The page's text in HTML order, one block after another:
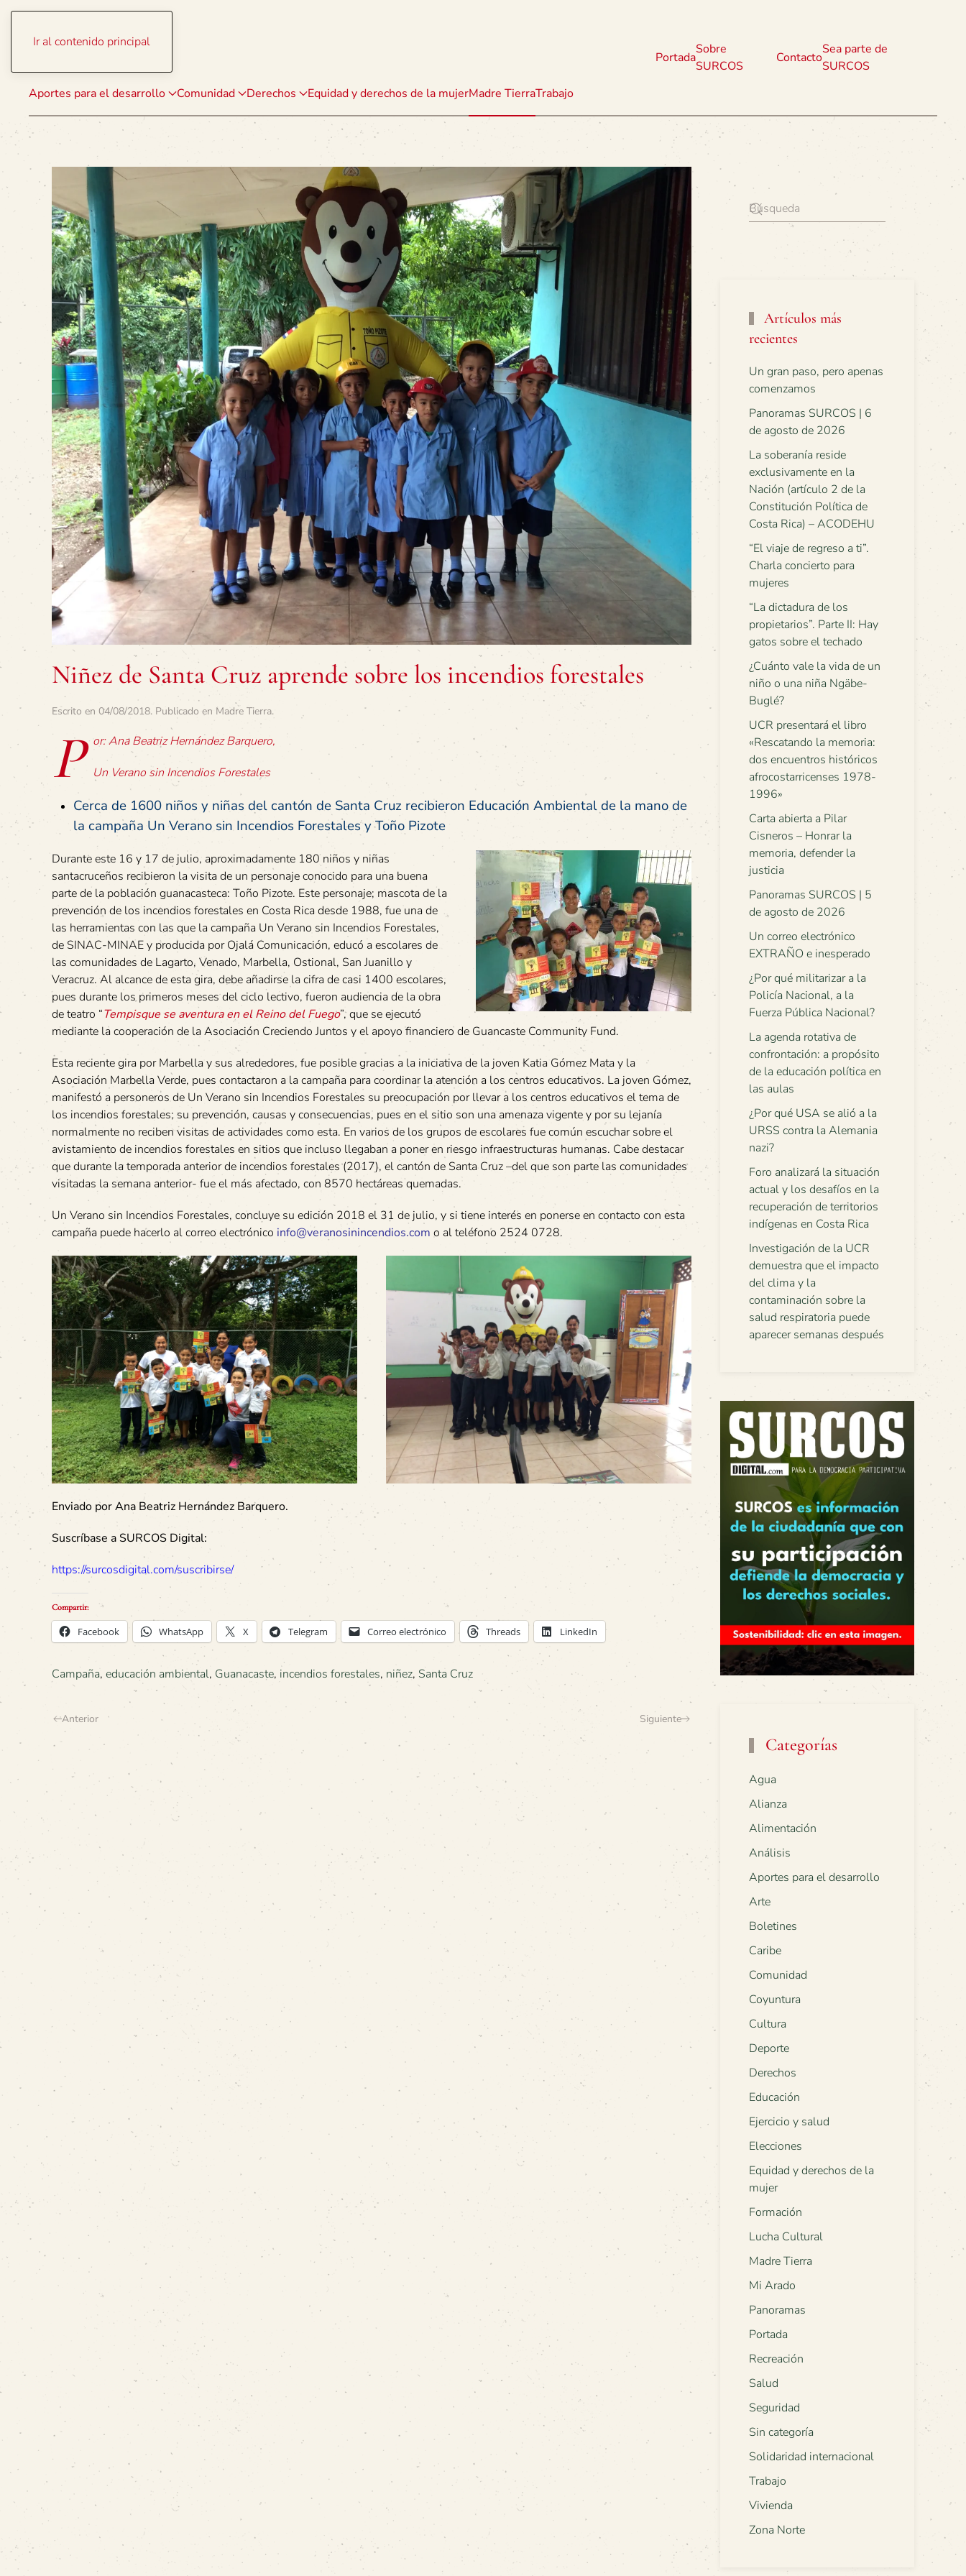
Ir al contenido principal
Aportes para el desarrollo Comunidad Derechos Equidad y derechos de la mujerMadre TierraTrabajo
Portada
Sobre
SURCOS
Contacto
Sea parte de
SURCOS
Niñez de Santa Cruz aprende sobre los incendios forestales
Escrito en 04/08/2018. Publicado en Madre Tierra.
P or: Ana Beatriz Hernández Barquero,
Un Verano sin Incendios Forestales
Cerca de 1600 niños y niñas del cantón de Santa Cruz recibieron Educación Ambiental de la mano de
la campaña Un Verano sin Incendios Forestales y Toño Pizote
Durante este 16 y 17 de julio, aproximadamente 180 niños y niñas
santacruceños recibieron la visita de un personaje conocido para una buena
parte de la población guanacasteca: Toño Pizote. Este personaje; mascota de la
prevención de los incendios forestales en Costa Rica desde 1988, fue una de
las herramientas con las que la campaña Un Verano sin Incendios Forestales,
de SINAC-MINAE y producida por Ojalá Comunicación, educó a escolares de
las comunidades de Lagarto, Venado, Marbella, Ostional, San Juanillo y
Veracruz. Al alcance de esta gira, debe añadirse la cifra de casi 1400 escolares,
pues durante los primeros meses del ciclo lectivo, fueron audiencia de la obra
de teatro “Tempisque se aventura en el Reino del Fuego”, que se ejecutó
mediante la cooperación de la Asociación Creciendo Juntos y el apoyo financiero de Guancaste Community Fund.
Esta reciente gira por Marbella y sus alrededores, fue posible gracias a la iniciativa de la joven Katia Gómez Mata y la
Asociación Marbella Verde, pues contactaron a la campaña para coordinar la atención a los centros educativos. La joven Gómez,
manifestó a personeros de Un Verano sin Incendios Forestales su preocupación por llevar a los centros educativos el tema de
los incendios forestales; su prevención, causas y consecuencias, pues en el sitio son una amenaza vigente y por su lejanía
normalmente no reciben visitas de actividades como esta. En varios de los grupos de escolares fue común escuchar sobre el
avistamiento de incendios forestales en sitios que incluso llegaban a poner en riesgo infraestructuras humanas. Cabe destacar
que durante la temporada anterior de incendios forestales (2017), el cantón de Santa Cruz –del que son parte las comunidades
visitadas la semana anterior- fue el más afectado, con 8570 hectáreas quemadas.
Un Verano sin Incendios Forestales, concluye su edición 2018 el 31 de julio, y si tiene interés en ponerse en contacto con esta
campaña puede hacerlo al correo electrónico info@veranosinincendios.com o al teléfono 2524 0728.
Enviado por Ana Beatriz Hernández Barquero.
Suscríbase a SURCOS Digital:
https://surcosdigital.com/suscribirse/
Compartir:
Facebook WhatsApp X Telegram Correo electrónico Threads LinkedIn
Campaña, educación ambiental, Guanacaste, incendios forestales, niñez, Santa Cruz
Anterior Siguiente
Artículos más
recientes
Un gran paso, pero apenas
comenzamos
Panoramas SURCOS | 6
de agosto de 2026
La soberanía reside
exclusivamente en la
Nación (artículo 2 de la
Constitución Política de
Costa Rica) – ACODEHU
“El viaje de regreso a ti”.
Charla concierto para
mujeres
“La dictadura de los
propietarios”. Parte II: Hay
gatos sobre el techado
¿Cuánto vale la vida de un
niño o una niña Ngäbe-
Buglé?
UCR presentará el libro
«Rescatando la memoria:
dos encuentros históricos
afrocostarricenses 1978-
1996»
Carta abierta a Pilar
Cisneros – Honrar la
memoria, defender la
justicia
Panoramas SURCOS | 5
de agosto de 2026
Un correo electrónico
EXTRAÑO e inesperado
¿Por qué militarizar a la
Policía Nacional, a la
Fuerza Pública Nacional?
La agenda rotativa de
confrontación: a propósito
de la educación política en
las aulas
¿Por qué USA se alió a la
URSS contra la Alemania
nazi?
Foro analizará la situación
actual y los desafíos en la
recuperación de territorios
indígenas en Costa Rica
Investigación de la UCR
demuestra que el impacto
del clima y la
contaminación sobre la
salud respiratoria puede
aparecer semanas después
Categorías
Agua
Alianza
Alimentación
Análisis
Aportes para el desarrollo
Arte
Boletines
Caribe
Comunidad
Coyuntura
Cultura
Deporte
Derechos
Educación
Ejercicio y salud
Elecciones
Equidad y derechos de la
mujer
Formación
Lucha Cultural
Madre Tierra
Mi Arado
Panoramas
Portada
Recreación
Salud
Seguridad
Sin categoría
Solidaridad internacional
Trabajo
Vivienda
Zona Norte